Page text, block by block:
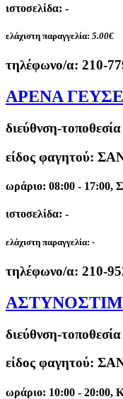
ιστοσελίδα: -
ελάχιστη παραγγελία: 5.00€
τηλέφωνο/α: 210-
ΑΡΕΝΑ
διεύθνση-
είδος φαγητού:
ωράριο: 08:00 - 17:00,
ιστοσελίδα: -
ελάχιστη παραγγελία: -
τηλέφωνο/α: 210-
διεύθνση-
είδος φαγητού:
ωράριο: 10:00 - 20:00,